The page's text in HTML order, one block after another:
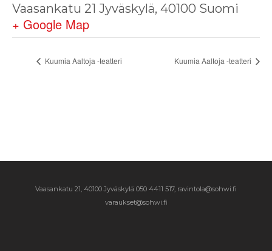
Vaasankatu 21 Jyväskylä, 40100 Suomi
+ Google Map
Kuumia Aaltoja -teatteri Kuumia Aaltoja -teatteri
Vaasankatu 21, 40100 Jyväskylä 050 4411 517, ravintola@sohwi.fi
varaukset@sohwi.fi